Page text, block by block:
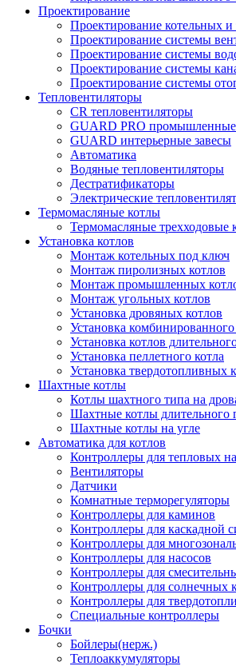
Проектирование
Проектирование котельных
Проектирование системы
Проектирование системы
Проектирование системы
Проектирование системы
Тепловентиляторы
CR тепловентиляторы
GUARD PRO промышленные
GUARD интерьерные завесы
Автоматика
Водяные тепловентиляторы
Дестратификаторы
Электрические
Термомасляные котлы
Термомасляные
Установка котлов
Монтаж котельных под ключ
Монтаж пиролизных котлов
Монтаж промышленных
Монтаж угольных котлов
Установка дровяных котлов
Установка комбинированного
Установка котлов
Установка пеллетного котла
Установка твердотопливных
Шахтные котлы
Котлы шахтного типа на
Шахтные котлы длительного
Шахтные котлы на угле
Автоматика для котлов
Контроллеры для тепловых
Вентиляторы
Датчики
Комнатные терморегуляторы
Контроллеры для каминов
Контроллеры для каскадной
Контроллеры для
Контроллеры для насосов
Контроллеры для
Контроллеры для солнечных
Контроллеры для
Специальные контроллеры
Бочки
Бойлеры(нерж.)
Теплоаккумуляторы